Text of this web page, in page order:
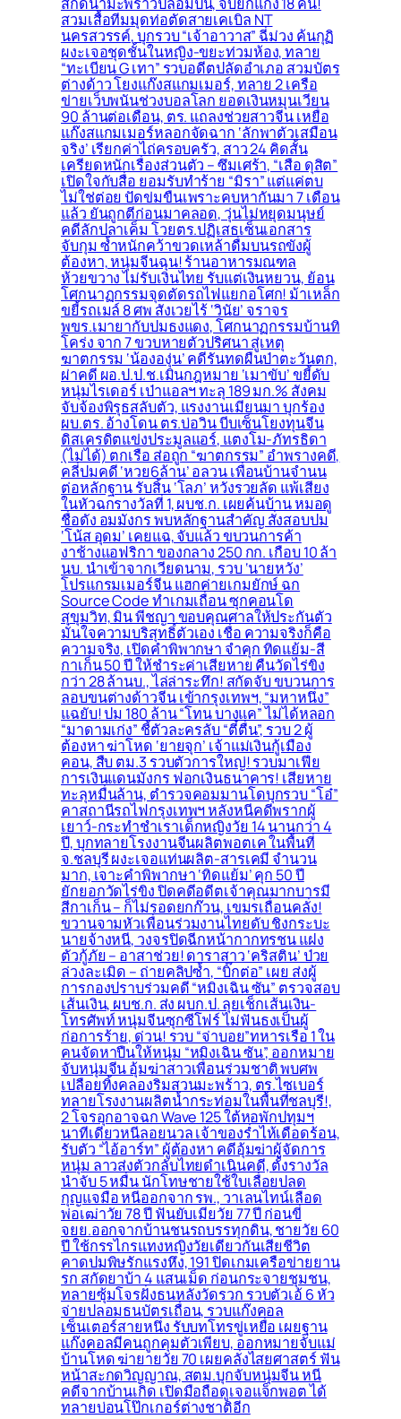
สวมเสื้อทีมมุดท่อตัดสายเคเบิล NT
นครสวรรค์, บุกรวบ “เจ้าอาวาส” ฉี่ม่วง ค้นกุฏิ
ผงะเจอชุดชั้นในหญิง-ขยะท่วมห้อง, ทลาย
“ทะเบียน G เทา” รวบอดีตปลัดอำเภอ สวมบัตร
ต่างด้าว โยงแก๊งสแกมเมอร์, ทลาย 2 เครือ
ข่ายเว็บพนันช่วงบอลโลก ยอดเงินหมุนเวียน
90 ล้านต่อเดือน, ตร. แถลงช่วยสาวจีน เหยื่อ
แก๊งสแกมเมอร์หลอกจัดฉาก ‘ลักพาตัวเสมือน
จริง’ เรียกค่าไถ่ครอบครัว, สาว 24 คิดสั้น
เครียดหนักเรื่องส่วนตัว – ซึมเศร้า, “เสือ ดุสิต”
เปิดใจกับสื่อ ยอมรับทำร้าย “มิรา” แต่แค่ตบ
ไม่ใช่ต่อย ปัดข่มขืนเพราะคบหากันมา 7 เดือน
แล้ว ยันถูกตีก่อนมาคลอด, วุ่นไม่หยุดมนุษย์
คดีลักปลาเค็ม โวยตร.ปฏิเสธเซ็นเอกสาร
จับกุม ซ้ำหนักคว้าขวดเหล้าดื่มบนรถขังผู้
ต้องหา, หนุ่มจีนฉุน! ร้านอาหารมณฑล
ห้วยขวาง ไม่รับเงินไทย รับแต่เงินหยวน, ย้อน
โศกนาฏกรรมจุดตัดรถไฟแยกอโศก! ม้าเหล็ก
ขยี้รถเมล์ 8 ศพ สังเวยไร้ ‘วินัย’ จราจร
พขร.เมายากับปมธงแดง, โศกนาฏกรรมบ้านทิ
โคร่ง จาก 7 ขวบหายตัวปริศนา สู่เหตุ
ฆาตกรรม ‘น้ององุ่น’ คดีรันทดผืนป่าตะวันตก,
ผ่าคดี ผอ.ป.ป.ช.เมินกฎหมาย ‘เมาขับ’ ขยี้ดับ
หนุ่มไรเดอร์ เป่าแอลฯ ทะลุ 189 มก.% สังคม
จับจ้องพิรุธสลับตัว, แรงงานเมียนมา บุกร้อง
ผบ.ตร. อ้างโดน ตร.บ่อวิน บีบเซ็นโยงทุนจีน
ดิสเครดิตแข่งประมูลแอร์, แตงโม-ภัทรธิดา
(ไม่ได้) ตกเรือ ส่อถูก “ฆาตกรรม” อำพรางคดี,
คลี่ปมคดี ‘หวย6ล้าน’ อลวน เพื่อนบ้านจำนน
ต่อหลักฐาน รับสิ้น ‘โลภ’ หวังรวยลัด แพ้เสียง
ในหัวฉกรางวัลที่ 1, ผบช.ก. เผยค้นบ้าน หมอดู
ชื่อดัง อมมังกร พบหลักฐานสำคัญ สั่งสอบปม
‘โน้ส อุดม’ เคยแฉ, จับแล้ว ขบวนการค้า
งาช้างแอฟริกา ของกลาง 250 กก. เกือบ 10 ล้า
นบ. นำเข้าจากเวียดนาม, รวบ ‘นายหวัง’
โปรแกรมเมอร์จีน แฮกค่ายเกมยักษ์ ฉก
Source Code ทำเกมเถื่อน ซุกคอนโด
สุขุมวิท, มิน พีชญา ขอบคุณศาลให้ประกันตัว
มั่นใจความบริสุทธิ์ตัวเอง เชื่อ ความจริงก็คือ
ความจริง, เปิดคำพิพากษา จำคุก ทิดแย้ม-สี
กาเก็น 50 ปี ให้ชำระค่าเสียหาย คืนวัดไร่ขิง
กว่า 28 ล้านบ., ไล่ล่าระทึก! สกัดจับ ขบวนการ
ลอบขนต่างด้าวจีน เข้ากรุงเทพฯ, “มหาหนึ่ง”
แฉยับ! ปม 180 ล้าน “โทน บางแค” ไม่ได้หลอก
“มาดามเก่ง” ชี้ตัวละครลับ “ตี๋ตื่น”, รวบ 2 ผู้
ต้องหา ฆ่าโหด ‘ยายจุก’ เจ้าแม่เงินกู้เมือง
คอน, สืบ ตม.3 รวบตัวการใหญ่! รวบมาเฟีย
การเงินแดนมังกร ฟอกเงินธนาคาร! เสียหาย
ทะลุหมื่นล้าน, ตำรวจคอมมานโดบุกรวบ “โอ๋”
คาสถานีรถไฟกรุงเทพฯ หลังหนีคดีพรากผู้
เยาว์-กระทำชำเราเด็กหญิงวัย 14 นานกว่า 4
ปี, บุกทลายโรงงานจีนผลิตพอตเค ในพื้นที่
จ.ชลบุรี ผงะเจอแท่นผลิต-สารเคมี จำนวน
มาก, เจาะคำพิพากษา ‘ทิดแย้ม’ คุก 50 ปี
ยักยอกวัดไร่ขิง ปิดคดีอดีตเจ้าคุณมากบารมี
สีกาเก็น – ก็ไม่รอดยกก๊วน, เขมรเถื่อนคลั่ง!
ขวานจามหัวเพื่อนร่วมงานไทยดับ ชิงกระบะ
นายจ้างหนี, วงจรปิดฉีกหน้ากากทรชน แฝง
ตัวกู้ภัย – อาสาช่วย! ดาราสาว ‘คริสติน’ ป่วย
ล่วงละเมิด – ถ่ายคลิปซ้ำ, “บิ๊กต่อ” เผย ส่งผู้
การกองปราบร่วมคดี “หมิงเฉิน ซัน” ตรวจสอบ
เส้นเงิน, ผบช.ก. ส่ง ผบก.ป. ลุยเช็กเส้นเงิน-
โทรศัพท์ หนุ่มจีนซุกซีโฟร์ ไม่ฟันธงเป็นผู้
ก่อการร้าย, ด่วน! รวบ “จ่าบอย”ทหารเรือ 1 ใน
คนจัดหาปืนให้หนุ่ม “หมิงเฉิน ซัน”, ออกหมาย
จับหนุ่มจีน อุ้มฆ่าสาวเพื่อนร่วมชาติ พบศพ
เปลือยทิ้งคลองริมสวนมะพร้าว, ตร.ไซเบอร์
ทลายโรงงานผลิตน้ำกระท่อมในพื้นที่ชลบุรี!,
2 โจรอุกอาจฉก Wave 125 ใต้หอพักปทุมฯ
นาทีเดียวหนีลอยนวล เจ้าของร่ำไห้เดือดร้อน,
รับตัว “ไอ้อาร์ท” ผู้ต้องหา คดีอุ้มฆ่าผู้จัดการ
หนุ่ม ลาวส่งตัวกลับไทยดำเนินคดี, ตั้งรางวัล
นำจับ 5 หมื่น นักโทษชายใช้ใบเลื่อยปลด
กุญแจมือ หนีออกจาก รพ., วาเลนไทน์เลือด
พ่อเฒ่าวัย 78 ปี ฟันยับเมียวัย 77 ปี ก่อนขี่
จยย.ออกจากบ้านชนรถบรรทุกดิน, ชายวัย 60
ปี ใช้กรรไกรแทงหญิงวัยเดียวกันเสียชีวิต
คาดปมพิษรักแรงหึง, 191 ปิดเกมเครือข่ายยาน
รก สกัดยาบ้า 4 แสนเม็ด ก่อนกระจายชุมชน,
ทลายซุ้มโจรฝั่งธนหลังวัดรวก รวบตัวเอ้ 6 หัว
จ่ายปลอมธนบัตรเถื่อน, รวบแก๊งคอล
เซ็นเตอร์สายหนึ่ง รับบทโทรขู่เหยื่อ เผยฐาน
แก๊งคอลมีคนถูกคุมตัวเพียบ, ออกหมายจับแม่
บ้านโหด ฆ่ายายวัย 70 เผยคลั่งไสยศาสตร์ ฟัน
หน้าสะกดวิญญาณ, สตม.บุกจับหนุ่มจีน หนี
คดีจากบ้านเกิด เปิดมือถือดูเจอแจ็กพอต ได้
ทลายบ่อนโป๊กเกอร์ต่างชาติอีก